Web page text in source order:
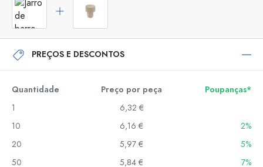
PREÇOS E DESCONTOS
Quantidade Preço por peça
Poupanças*
1
6,32 €
10
6,16 €
2%
20
5,97 €
5%
50
5,84 €
7%